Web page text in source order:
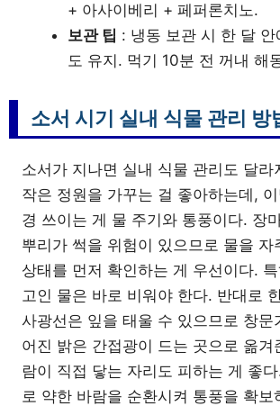
+ 아사이베리 + 페퍼론치노.
보관 팁 : 냉동 보관 시 한 달 안
도 유지. 먹기 10분 전 꺼내 해
소서 시기 실내 식물 관리 방
소서가 지나면 실내 식물 관리도 달라
작은 정원을 가꾸는 걸 좋아하는데,
경 쓰이는 게 물 주기와 통풍이다. 장
뿌리가 썩을 위험이 있으므로 물을 자
상태를 먼저 확인하는 게 우선이다.
고인 물은 바로 비워야 한다. 반대로
사광선은 잎을 태울 수 있으므로 창문
어진 밝은 간접광이 드는 곳으로 옮겨
람이 직접 닿는 자리도 피하는 게 좋
로 약한 바람을 순환시켜 통풍을 확보